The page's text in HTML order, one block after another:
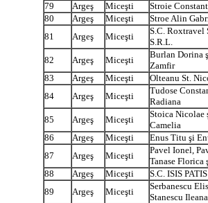
79
Argeş Miceşti
Stroie
80
Argeş Miceşti
Stroe Alin
81
Argeş Miceşti
S.C. Roxtravel
S.R.L.
82
Argeş Miceşti
Burlan Dorina
Zamfir
83
Argeş Miceşti
Olteanu St.
84
Argeş Miceşti
Tudose
Radiana
85
Argeş Miceşti
Stoica Nicolae
Camelia
86
Argeş Miceşti
Enus Titu şi
87
Argeş Miceşti
Pavel Ionel,
Tanase Florica
88
Argeş Miceşti
S.C. ISIS
89
Argeş Miceşti
Serbanescu
Stanescu Ileana